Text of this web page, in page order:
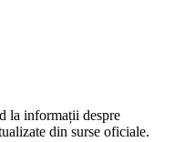
la informații despre
din surse oficiale.